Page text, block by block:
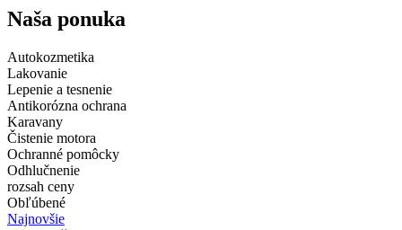
Naša ponuka
Autokozmetika
Lakovanie
Lepenie a tesnenie
Antikorózna ochrana
Karavany
Čistenie motora
Ochranné pomôcky
Odhlučnenie
rozsah ceny
Obľúbené
Najnovšie